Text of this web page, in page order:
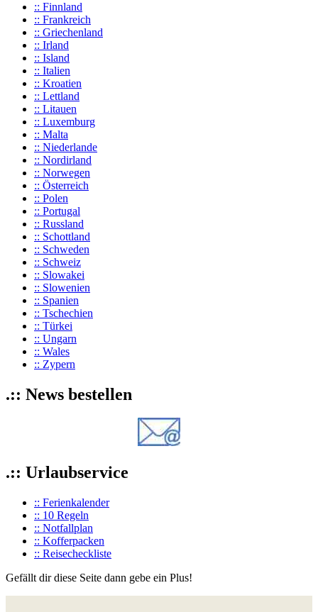
:: Finnland
:: Frankreich
:: Griechenland
:: Irland
:: Island
:: Italien
:: Kroatien
:: Lettland
:: Litauen
:: Luxemburg
:: Malta
:: Niederlande
:: Nordirland
:: Norwegen
:: Österreich
:: Polen
:: Portugal
:: Russland
:: Schottland
:: Schweden
:: Schweiz
:: Slowakei
:: Slowenien
:: Spanien
:: Tschechien
:: Türkei
:: Ungarn
:: Wales
:: Zypern
.:: News bestellen
.:: Urlaubservice
:: Ferienkalender
:: 10 Regeln
:: Notfallplan
:: Kofferpacken
:: Reisecheckliste
Gefällt dir diese Seite dann gebe ein Plus!